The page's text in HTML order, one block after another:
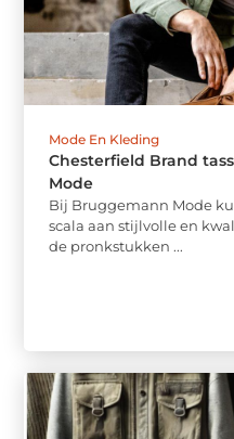
Mode En Kleding
Chesterfield Brand
Mode
Bij Bruggemann Mode
scala aan stijlvolle en
de pronkstukken ...